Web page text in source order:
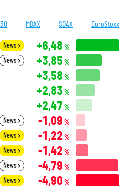
MDAX SDAX EuroStoxx
News +6,48 %
News +3,85 %
+3,58 %
+2,83 %
+2,47 %
News -1,09 %
News -1,22 %
News -1,42 %
News -4,79 %
News -4,90 %